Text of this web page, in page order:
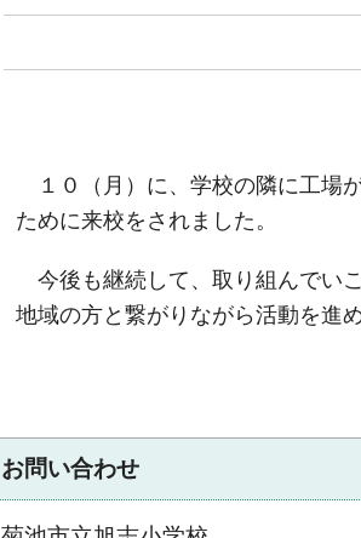
１０（月）に、学校の隣に工場
ために来校をされました。
今後も継続して、取り組んでい
地域の方と繋がりながら活動を進
お問い合わせ